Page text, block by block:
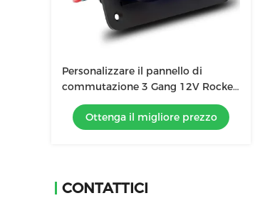
Personalizzare il pannello di
commutazione 3 Gang 12V Rocker
Commutazione Offroad luci auto
Ottenga il migliore prezzo
CONTATTICI